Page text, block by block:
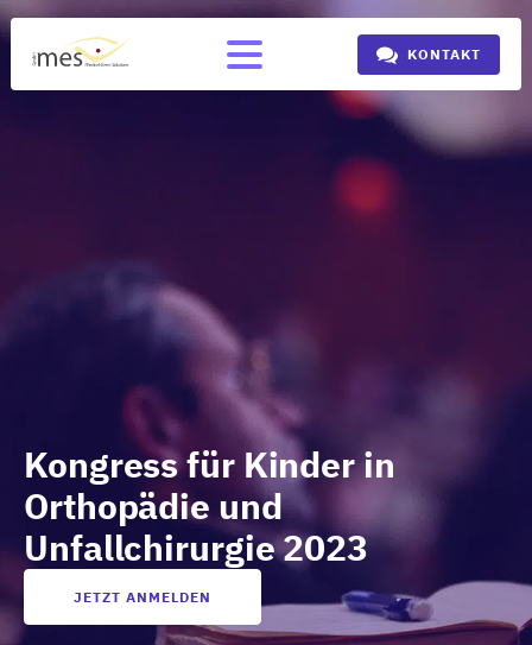
KONTAKT
Kongress für Kinder in
Orthopädie und
Unfallchirurgie 2023
JETZT ANMELDEN